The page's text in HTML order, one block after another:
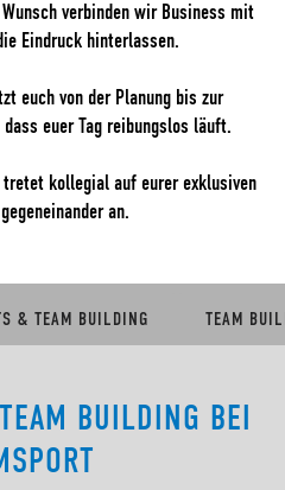
verbinden wir Business mit
Eindruck hinterlassen.
euch von der Planung bis zur
euer Tag reibungslos läuft.
tretet kollegial auf eurer exklusiven
an.
& TEAM BUILDING TEAM
BUILDING BEI